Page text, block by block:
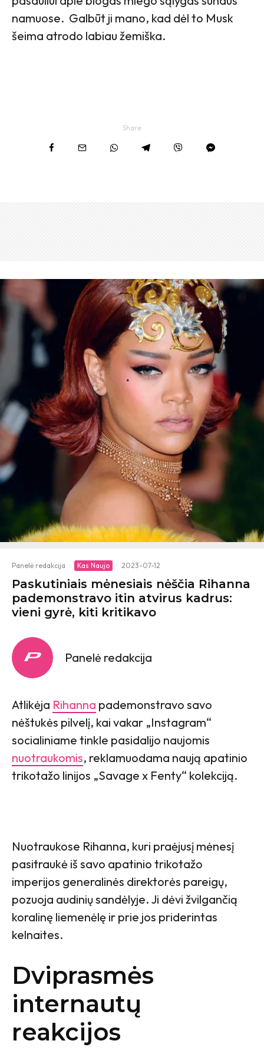
namuose. Galbūt ji mano, kad dėl to Musk
šeima atrodo labiau žemiška.
Share
Panelė redakcija · Kas Naujo · 2023-07-12
Paskutiniais mėnesiais nėščia Rihanna
pademonstravo itin atvirus kadrus:
vieni gyrė, kiti kritikavo
Panelė redakcija
Atlikėja Rihanna pademonstravo savo
nėštukės pilvelį, kai vakar „Instagram“
socialiniame tinkle pasidalijo naujomis
nuotraukomis, reklamuodama naują apatinio
trikotažo linijos „Savage x Fenty“ kolekciją.
Nuotraukose Rihanna, kuri praėjusį mėnesį
pasitraukė iš savo apatinio trikotažo
imperijos generalinės direktorės pareigų,
pozuoja audinių sandėlyje. Ji dėvi žvilgančią
koralinę liemenėlę ir prie jos priderintas
kelnaites.
Dviprasmės
internautų
reakcijos